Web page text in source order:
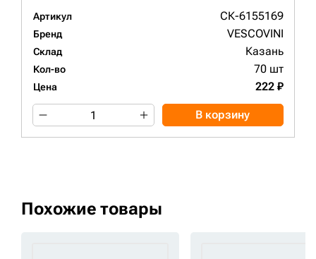
Артикул СК-6155169
Бренд VESCOVINI
Склад Казань
Кол-во 70 шт
Цена 222 ₽
В корзину
Похожие товары